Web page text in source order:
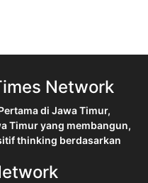
Network
di Jawa Timur,
Timur yang membangun,
thinking berdasarkan